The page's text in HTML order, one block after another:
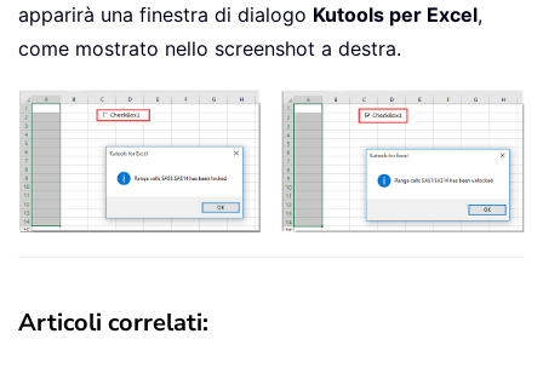
apparirà una finestra di dialogo Kutools per Excel,
come mostrato nello screenshot a destra.
Articoli correlati: